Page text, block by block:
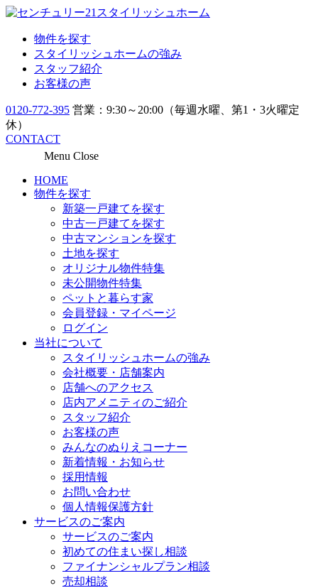
物件を探す
スタイリッシュホームの強み
スタッフ紹介
お客様の声
0120-772-395 営業：9:30～20:00（毎週水曜、第1・3火曜定
休）
CONTACT
Menu Close
HOME
物件を探す
新築一戸建てを探す
中古一戸建てを探す
中古マンションを探す
土地を探す
オリジナル物件特集
未公開物件特集
ペットと暮らす家
会員登録・マイページ
ログイン
当社について
スタイリッシュホームの強み
会社概要・店舗案内
店舗へのアクセス
店内アメニティのご紹介
スタッフ紹介
お客様の声
みんなのぬりえコーナー
新着情報・お知らせ
採用情報
お問い合わせ
個人情報保護方針
サービスのご案内
サービスのご案内
初めての住まい探し相談
ファイナンシャルプラン相談
売却相談